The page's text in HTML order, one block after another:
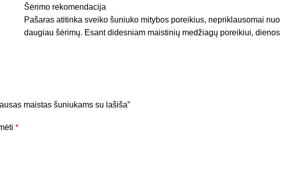
Šėrimo rekomendacija
Pašaras atitinka sveiko šuniuko mitybos poreikius, nepriklausomai
daugiau šėrimų. Esant didesniam maistinių medžiagų poreikiui,
maistas šuniukams su lašiša”
*